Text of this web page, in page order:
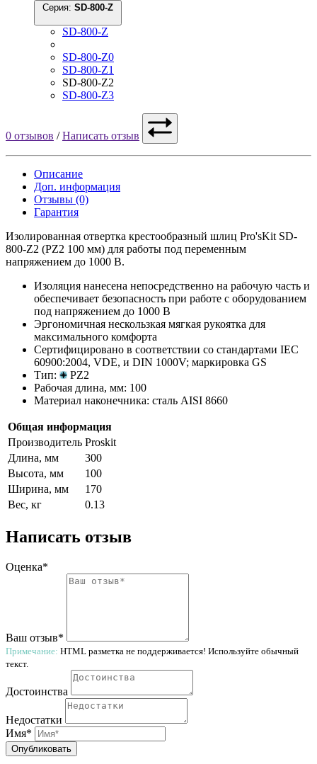
Серия:
SD-800-Z
SD-800-Z0
SD-800-Z1
SD-800-Z2
SD-800-Z3
0 отзывов /Написать отзыв
Описание
Доп. информация
Отзывы (0)
Гарантия
Изолированная отвертка крестообразный шлиц Pro'sKit SD-
800-Z2 (PZ2 100 мм) для работы под переменным
напряжением до 1000 В.
Изоляция нанесена непосредственно на рабочую часть и
обеспечивает безопасность при работе с оборудованием
под напряжением до 1000 В
Эргономичная нескользкая мягкая рукоятка для
максимального комфорта
Сертифицировано в соответствии со стандартами IEC
60900:2004, VDE, и DIN 1000V; маркировка GS
Тип:
PZ2
Рабочая длина, мм: 100
Материал наконечника: сталь AISI 8660
Общая информация
Производитель Proskit
Длина, мм
300
Высота, мм
100
Ширина, мм
170
Вес, кг
0.13
Написать отзыв
Оценка*
Ваш отзыв*
Примечание: HTML разметка не поддерживается! Используйте обычный
текст.
Достоинства
Недостатки
Имя*
Опубликовать